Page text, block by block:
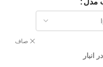
مدل
صاف